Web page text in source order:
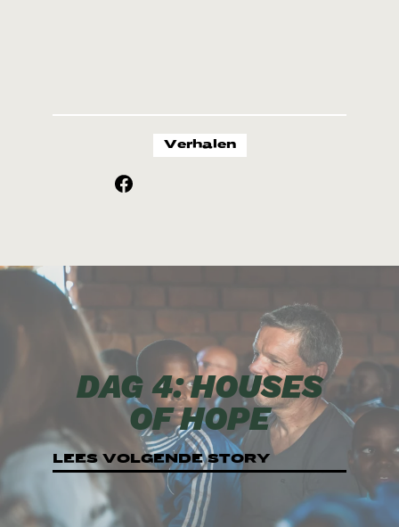
Verhalen
DAG 4: HOUSES
OF HOPE
LEES VOLGENDE STORY